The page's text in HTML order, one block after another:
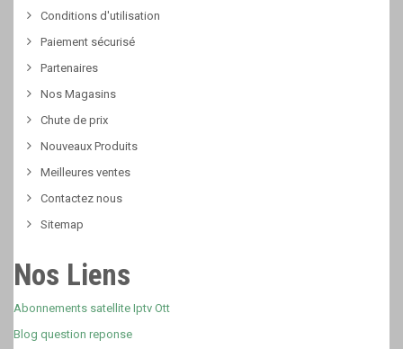
Conditions d'utilisation
Paiement sécurisé
Partenaires
Nos Magasins
Chute de prix
Nouveaux Produits
Meilleures ventes
Contactez nous
Sitemap
Nos Liens
Abonnements satellite Iptv Ott
Blog question reponse